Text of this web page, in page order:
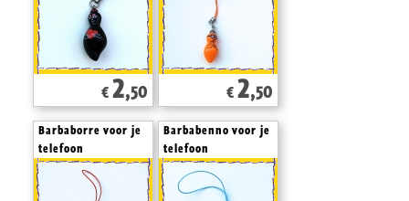
€ 2,50 € 2,50
Barbaborre voor je
telefoon
Barbabenno voor je
telefoon